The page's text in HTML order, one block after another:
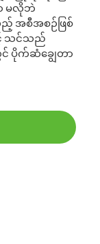
မလိုဘဲ
အစီအစဉ်ဖြစ်
င့် သင်သည်
င် ပိုက်ဆံချွေတာ